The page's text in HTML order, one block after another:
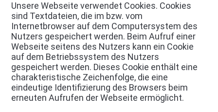
Unsere Webseite verwendet Cookies. Cookies
sind Textdateien, die im bzw. vom
Internetbrowser auf dem Computersystem des
Nutzers gespeichert werden. Beim Aufruf einer
Webseite seitens des Nutzers kann ein Cookie
auf dem Betriebssystem des Nutzers
gespeichert werden. Dieses Cookie enthält eine
charakteristische Zeichenfolge, die eine
eindeutige Identifizierung des Browsers beim
erneuten Aufrufen der Webseite ermöglicht.